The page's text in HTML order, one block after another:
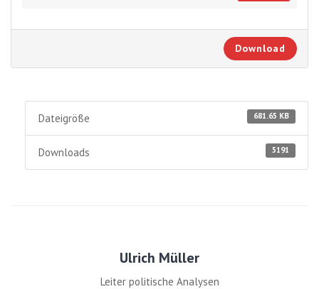
Download
681.65 KB
Dateigröße
5191
Downloads
Ulrich Müller
Leiter politische Analysen